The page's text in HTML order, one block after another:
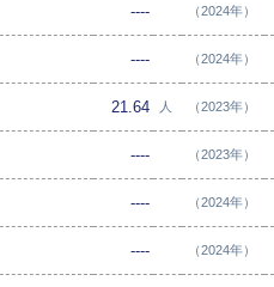
---- （2024年）
---- （2024年）
21.64 人 （2023年）
---- （2023年）
---- （2024年）
---- （2024年）